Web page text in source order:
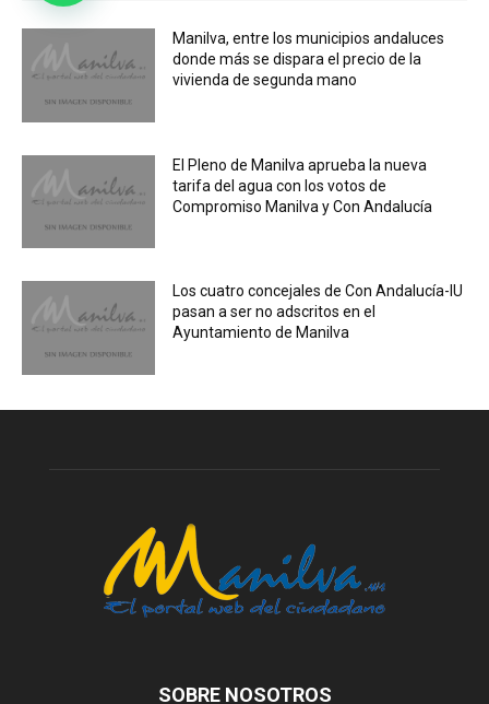
Manilva, entre los municipios andaluces
donde más se dispara el precio de la
vivienda de segunda mano
El Pleno de Manilva aprueba la nueva
tarifa del agua con los votos de
Compromiso Manilva y Con Andalucía
Los cuatro concejales de Con Andalucía-IU
pasan a ser no adscritos en el
Ayuntamiento de Manilva
SOBRE NOSOTROS